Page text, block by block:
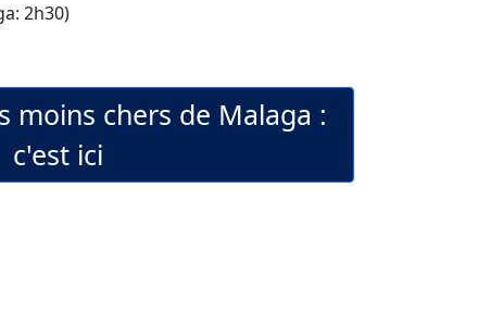
2h30)
moins chers de Malaga :
c'est ici